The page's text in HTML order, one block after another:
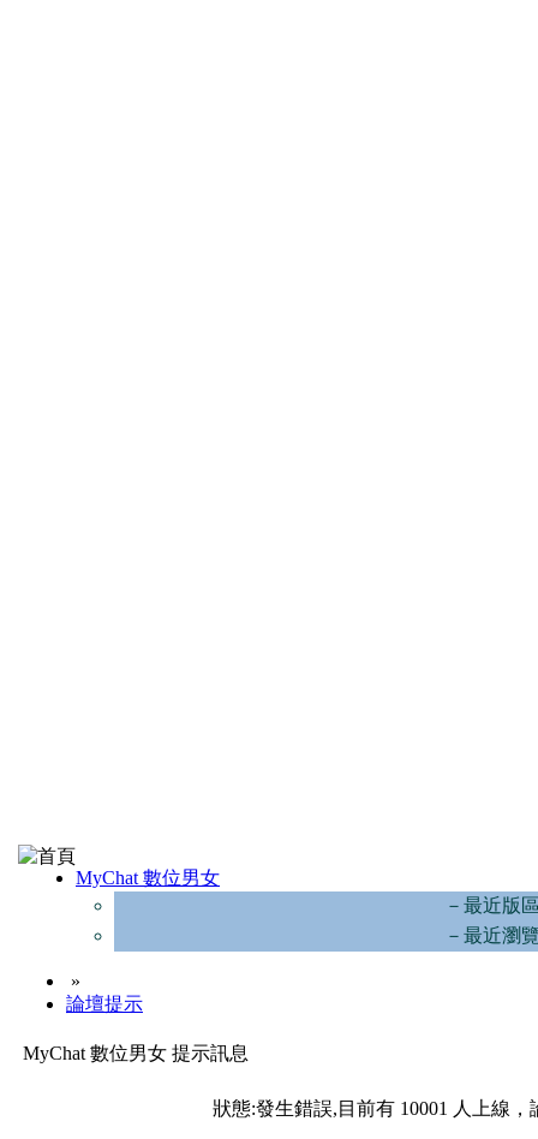
MyChat 數位男女
－最近版
－最近瀏
»
論壇提示
MyChat 數位男女 提示訊息
狀態:發生錯誤,目前有 10001 人上線